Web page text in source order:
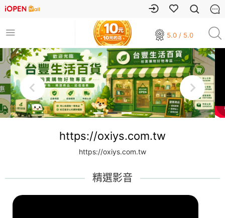
5.0 / 5.0
https://oxiys.com.tw
https://oxiys.com.tw
精選影音